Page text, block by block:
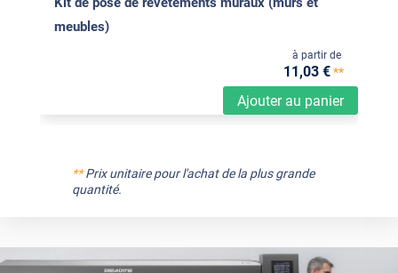
meubles)
Ajouter au panier
à partir de
11 ,03 €**
**Prix unitaire pour l'achat de la plus grande
quantité.